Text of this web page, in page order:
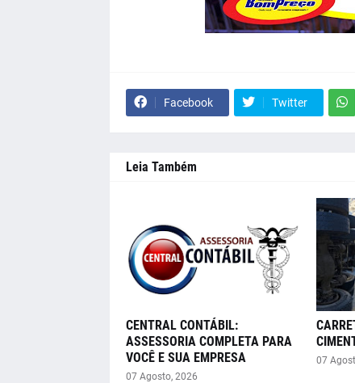
Facebook Twitter
Leia Também
CENTRAL CONTÁBIL:
ASSESSORIA COMPLETA PARA
VOCÊ E SUA EMPRESA
07 Agosto, 2026
07